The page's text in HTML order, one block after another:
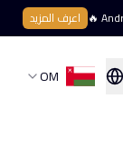
اعرف المزيد
OM